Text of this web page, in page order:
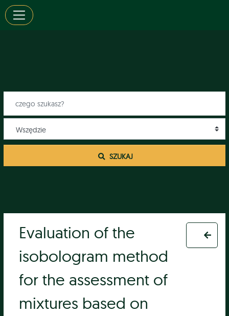
SZUKAJ
Evaluation of the
isobologram method
for the assessment of
mixtures based on